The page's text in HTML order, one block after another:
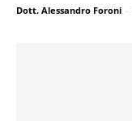
Dott. Alessandro Foroni -